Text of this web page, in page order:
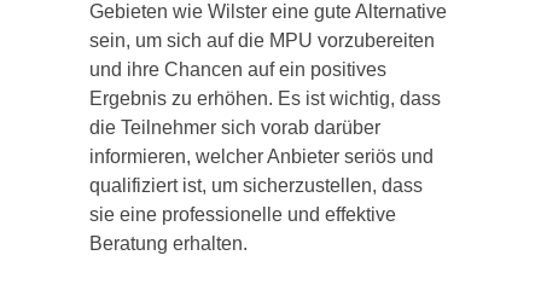
Gebieten wie Wilster eine gute Alternative
sein, um sich auf die MPU vorzubereiten
und ihre Chancen auf ein positives
Ergebnis zu erhöhen. Es ist wichtig, dass
die Teilnehmer sich vorab darüber
informieren, welcher Anbieter seriös und
qualifiziert ist, um sicherzustellen, dass
sie eine professionelle und effektive
Beratung erhalten.